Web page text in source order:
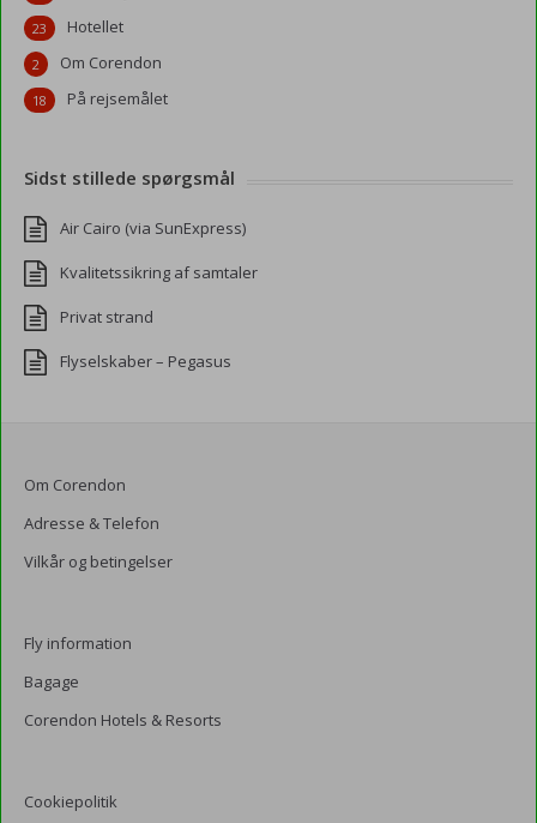
Hotellet
23
Om Corendon
2
På rejsemålet
18
Sidst stillede spørgsmål
Air Cairo (via SunExpress)
Kvalitetssikring af samtaler
Privat strand
Flyselskaber – Pegasus
Om Corendon
Adresse & Telefon
Vilkår og betingelser
Fly information
Bagage
Corendon Hotels & Resorts
Cookiepolitik